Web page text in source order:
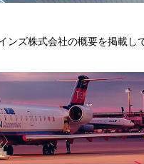
ンズ株式会社の概要を掲載し